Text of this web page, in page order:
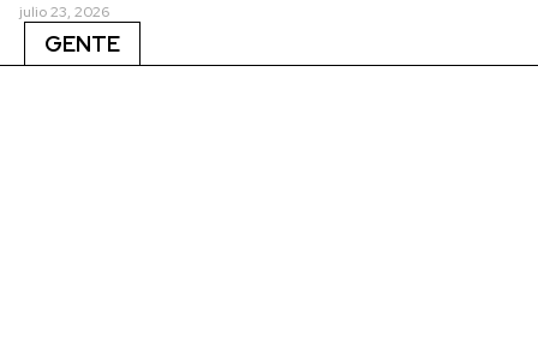
julio 23, 2026
GENTE